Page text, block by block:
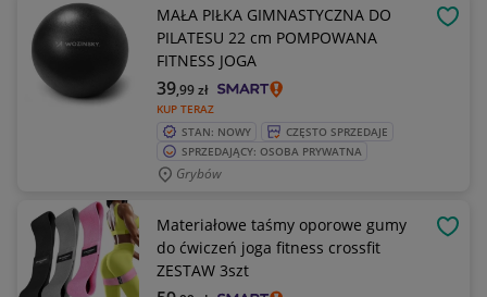
MAŁA PIŁKA GIMNASTYCZNA DO
PILATESU 22 cm POMPOWANA
FITNESS JOGA
KUP TERAZ
39,99zł
STAN: NOWY
CZĘSTO SPRZEDAJE
SPRZEDAJĄCY: OSOBA PRYWATNA
Grybów
Materiałowe taśmy oporowe gumy
do ćwiczeń joga fitness crossfit
ZESTAW 3szt